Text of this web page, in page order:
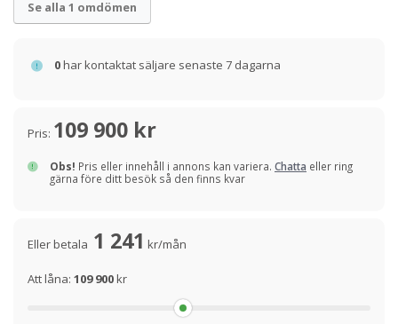
Se alla 1 omdömen
0har kontaktat säljare senaste 7 dagarna
Pris: 109 900 kr
Obs! Pris eller innehåll i annons kan variera. Chatta eller ring
gärna före ditt besök så den finns kvar
Eller betala 1 241 kr/mån
Att låna: 109 900kr